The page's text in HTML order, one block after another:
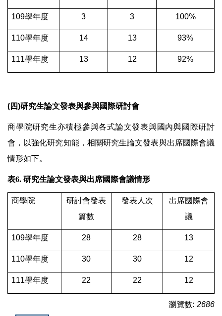
109學年度 3 3 100%
110學年度 14 13 93%
111學年度 13 12 92%
(四)研究生論文發表與參與國際研討會
商學院研究生亦積極參與各式論文發表與國內與國際研討
會，以強化研究知能，相關研究生論文發表與出席國際會議
情形如下。
表6. 研究生論文發表與出席國際會議情形
商學院
研討會發表
篇數
發表人次
出席國際會
議
109學年度 28 28 13
110學年度 30 30 12
111學年度 22 22 12
瀏覽數: 2686